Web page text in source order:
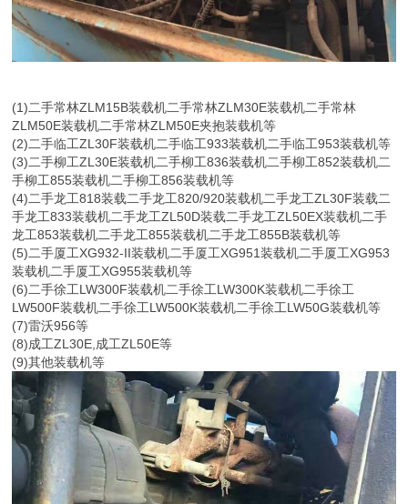
(1)二手常林ZLM15B装载机二手常林ZLM30E装载机二手常林
ZLM50E装载机二手常林ZLM50E夹抱装载机等
(2)二手临工ZL30F装载机二手临工933装载机二手临工953装载机等
(3)二手柳工ZL30E装载机二手柳工836装载机二手柳工852装载机二
手柳工855装载机二手柳工856装载机等
(4)二手龙工818装载二手龙工820/920装载机二手龙工ZL30F装载二
手龙工833装载机二手龙工ZL50D装载二手龙工ZL50EX装载机二手
龙工853装载机二手龙工855装载机二手龙工855B装载机等
(5)二手厦工XG932-II装载机二手厦工XG951装载机二手厦工XG953
装载机二手厦工XG955装载机等
(6)二手徐工LW300F装载机二手徐工LW300K装载机二手徐工
LW500F装载机二手徐工LW500K装载机二手徐工LW50G装载机等
(7)雷沃956等
(8)成工ZL30E,成工ZL50E等
(9)其他装载机等